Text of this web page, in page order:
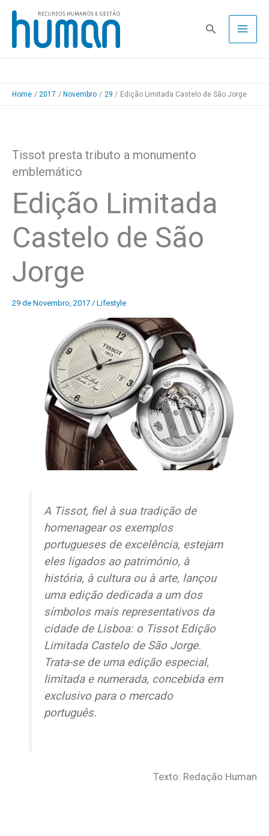
Skip
content
Pesquisa
Home 2017 Novembro 29 Edição Limitada Castelo de São Jorge
Tissot presta tributo a monumento
emblemático
Edição Limitada
Castelo de São
Jorge
29 de Novembro, 2017 / Lifestyle
A Tissot, fiel à sua tradição de
homenagear os exemplos
portugueses de excelência, estejam
eles ligados ao património, à
história, à cultura ou à arte, lançou
uma edição dedicada a um dos
símbolos mais representativos da
cidade de Lisboa: o Tissot Edição
Limitada Castelo de São Jorge.
Trata-se de uma edição especial,
limitada e numerada, concebida em
exclusivo para o mercado
português.
Texto: Redação Human